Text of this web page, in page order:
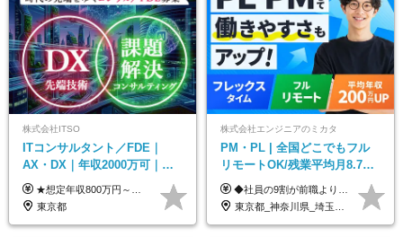
株式会社ITSO
ITコンサルタント／FDE｜
AX・DX｜年収2000万可｜取
引先の9割が大手企業｜残業月
10h｜リモート案件有
★想定年収800万円～最大2000万円可 ★前職給与を考慮 ★ストックオプション付与あり（IPO間近） ★昇給制度あり ┗入社6カ月後に3％以上の昇給があります。その後、業績に合わせて適宜、昇給します。 月給66万円～166.6万円 ※経験、スキルにあわせて相談のうえ決定します。 ※残業手当は残業時間に応じて別途全額支給 ※試用期間6ヶ月（期間中、給与・待遇に差異はありません）
東京都
株式会社エンジニアのミカタ
PM・PL | 全国どこでもフル
リモートOK/残業平均月8.7h/9
割が前職より給与アップ/フレ
ックスタイム制
◆社員の9割が前職より給与アップ！ 月給450,000円～531,500円+賞与＋インセンティブ ※経験・スキルを考慮の上、優遇いたします ※残業代につきましては、面接時にご説明させていただきます ※試用期間6ヶ月（給与・待遇に差異はございません）
東京都_神奈川県_埼玉県_千葉県_大阪府_愛知県_北海道_青森県_岩手県_宮城県_秋田県_山形県_福島県_茨城県_栃木県_群馬県_新潟県_山梨県_長野県_富山県_石川県_福井県_静岡県_岐阜県_三重県_兵庫県_京都府_滋賀県_奈良県_和歌山県_広島県_岡山県_鳥取県_島根県_山口県_徳島県_香川県_愛媛県_高知県_福岡県_熊本県_佐賀県_長崎県_大分県_宮崎県_鹿児島県_沖縄県